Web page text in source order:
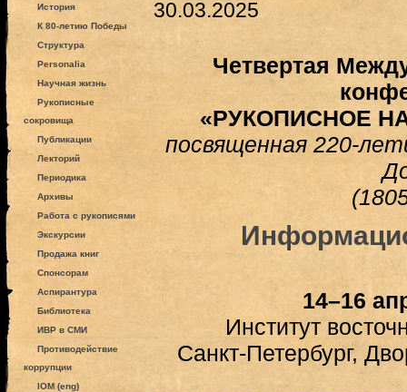
История
К 80-летию Победы
Структура
Personalia
Научная жизнь
Рукописные
сокровища
Публикации
Лекторий
Периодика
Архивы
Работа с рукописями
Экскурсии
Продажа книг
Спонсорам
Аспирантура
Библиотека
ИВР в СМИ
Противодействие
коррупции
IOM (eng)
30.03.2025
Четвертая
«РУКОПИСНОЕ
посвященная 220-
14–16
Институт
Санкт-Петербург,